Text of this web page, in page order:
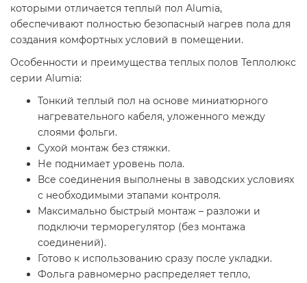
которыми отличается теплый пол Alumia,
обеспечивают полностью безопасный нагрев пола для
создания комфортных условий в помещении.
Особенности и преимущества теплых полов Теплолюкс
серии Alumia:
Тонкий теплый пол на основе миниатюрного
нагревательного кабеля, уложенного между
слоями фольги.
Сухой монтаж без стяжки.
Не поднимает уровень пола.
Все соединения выполнены в заводских условиях
с необходимыми этапами контроля.
Максимально быстрый монтаж – разложи и
подключи терморегулятор (без монтажа
соединений).
Готово к использованию сразу после укладки.
Фольга равномерно распределяет тепло,